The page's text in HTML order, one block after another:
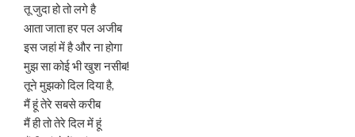
तू जुदा हो तो लगे है
आता जाता हर पल अजीब
इस जहां में है और ना होगा
मुझ सा कोई भी खुश नसीब!
तूने मुझको दिल दिया है,
मैं हूं तेरे सबसे करीब
मैं ही तो तेरे दिल में हूं